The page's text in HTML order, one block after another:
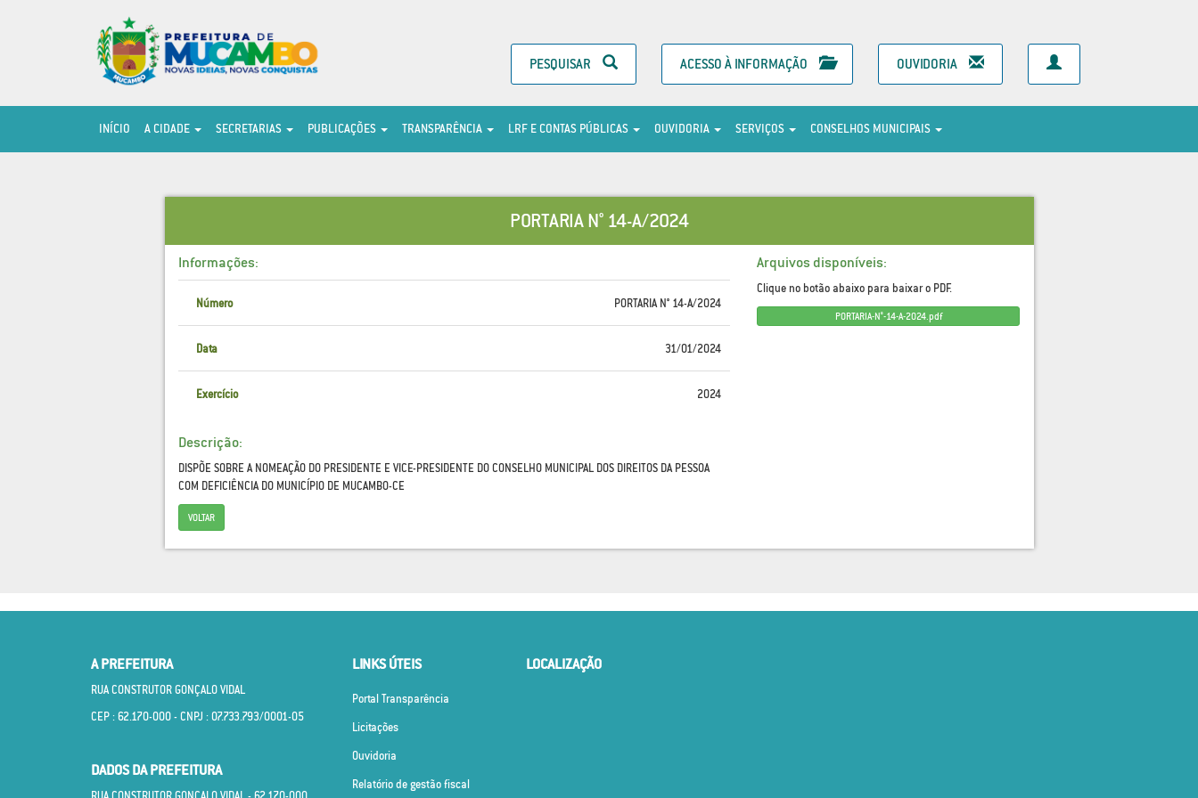
PESQUISAR ACESSO À INFORMAÇÃO OUVIDORIA
INÍCIO A CIDADE SECRETARIAS PUBLICAÇÕES TRANSPARÊNCIA LRF E CONTAS PÚBLICAS OUVIDORIA SERVIÇOS CONSELHOS MUNICIPAIS
PORTARIA N° 14-A/2024
Informações:
Número PORTARIA N° 14-A/2024
Data 31/01/2024
Exercício 2024
Descrição:
DISPÕE SOBRE A NOMEAÇÃO DO PRESIDENTE E VICE-PRESIDENTE DO CONSELHO MUNICIPAL DOS DIREITOS DA PESSOA
COM DEFICIÊNCIA DO MUNICÍPIO DE MUCAMBO-CE
VOLTAR
Arquivos disponíveis:
Clique no botão abaixo para baixar o PDF.
PORTARIA-N°-14-A-2024.pdf
A PREFEITURA
RUA CONSTRUTOR GONÇALO VIDAL
CEP : 62.170­-000 - CNPJ : 07.733.793/0001­-05
DADOS DA PREFEITURA
LINKS ÚTEIS
Portal Transparência
Licitações
Ouvidoria
Relatório de gestão fiscal
LOCALIZAÇÃO